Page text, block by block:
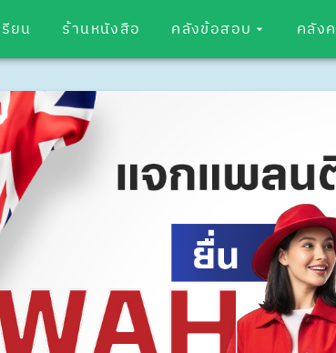
ยน ร้านหนังสือ คลังข้อสอบ คลัง